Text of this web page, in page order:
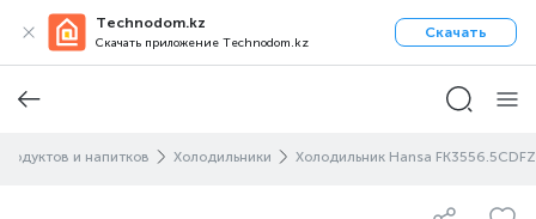
Technodom.kz
Скачать приложение Technodom.kz
Скачать
и напитков Холодильники Холодильник Hansa FK3556.5CDFZ